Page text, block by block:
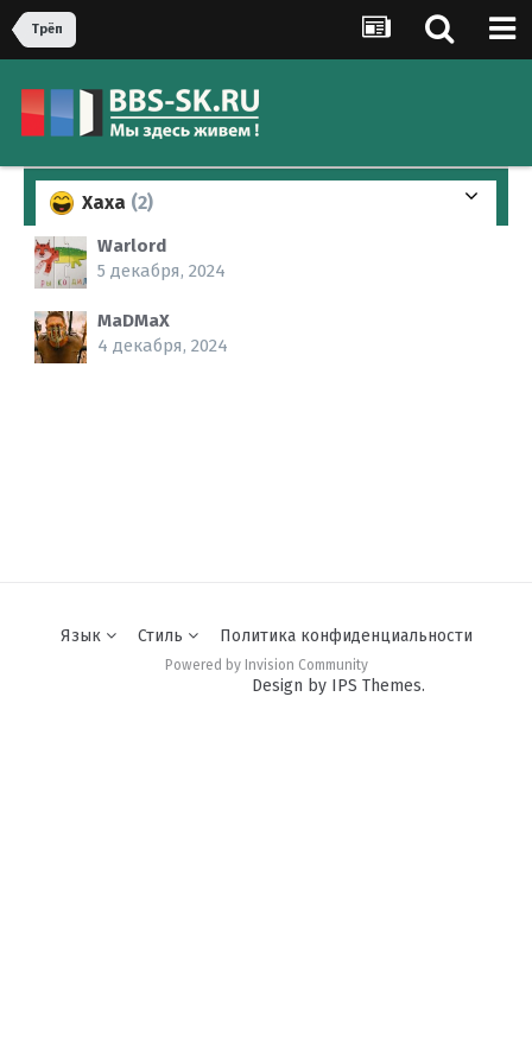
Трёп
Хаха (2)
Warlord
5 декабря, 2024
MaDMaX
4 декабря, 2024
Язык Стиль Политика конфиденциальности
Powered by Invision Community
Design by IPS Themes.